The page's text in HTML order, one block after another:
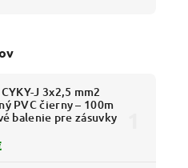
J 3x2,5 mm2
PVC čierny – 100m
balenie pre zásuvky